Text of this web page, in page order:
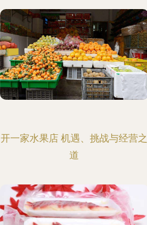
开一家水果店 机遇、挑战与经营之
道